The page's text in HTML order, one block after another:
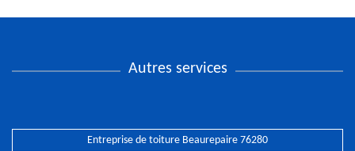
Autres services
Entreprise de toiture Beaurepaire 76280